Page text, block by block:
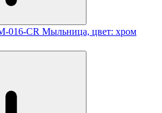
016-CR Мыльница, цвет: хром